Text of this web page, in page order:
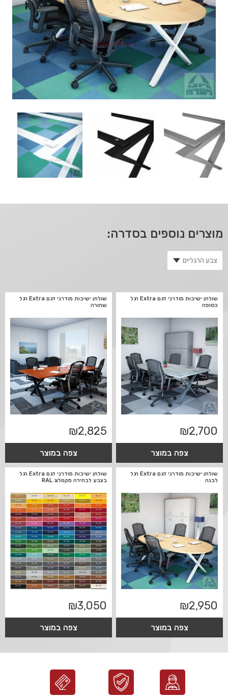
מוצרים נוספים בסדרה:
שולחן ישיבות מודרני דגם Extra רגל
כסופה
₪2,700
צפה במוצר
שולחן ישיבות מודרני דגם Extra רגל
שחורה
₪2,825
צפה במוצר
שולחן ישיבות מודרני דגם Extra רגל
לבנה
₪2,950
צפה במוצר
שולחן ישיבות מודרני דגם Extra רגל
בצבע לבחירה מקטלוג RAL
₪3,050
צפה במוצר